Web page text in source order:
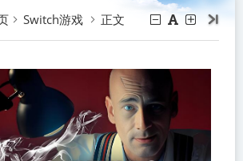
Switch游戏 正文